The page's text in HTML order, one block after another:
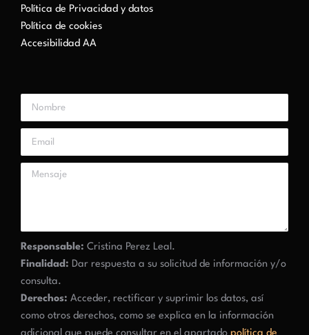
Política de Privacidad y datos
Política de cookies
Accesibilidad AA
Responsable: Cristina Perez Leal.
Finalidad: Dar respuesta a su solicitud de información y/o
consulta.
Derechos: Acceder, rectificar y suprimir los datos, así
como otros derechos, como se explica en la información